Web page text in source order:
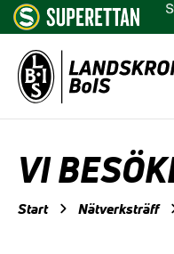
VI
Start Nätverksträff